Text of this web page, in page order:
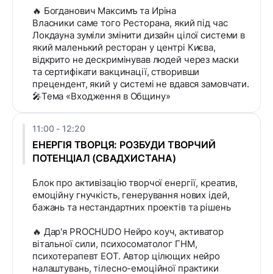
🔥 Богданович Максимъ та Иріна
Власники саме того Ресторана, який під час
Локдауна зуміли змінити дизайн цілої системи в
який маленький ресторан у центрі Києва,
відкрито не дескримінував людей через маски
та сертифікати вакцинації, створивши
прецендент, який у системі не вдався замовчати.
🎤Тема «Входження в Общину»
11:00 - 12:20
ЕНЕРГІЯ ТВОРЦЯ: РОЗБУДИ ТВОРЧИЙ
ПОТЕНЦІАЛ (СВАДХИСТАНА)
Блок про активізацію творчої енергії, креатив,
емоційну гнучкість, генерування нових ідей,
бажань та нестандартних проектів та рішень
🔥 Дар'я PROCHUDO Нейро коуч, активатор
вітальної сили, психосоматолог ГНМ,
психотерапевт ЕОТ. Автор цілющих нейро
налаштувань, тілесно-емоційної практики